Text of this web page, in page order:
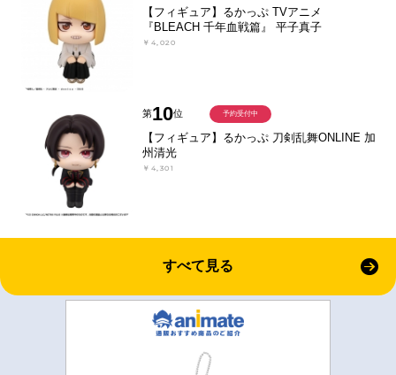
【フィギュア】るかっぷ TVアニメ
『BLEACH 千年血戦篇』 平子真子
￥4,020
第10位
【フィギュア】るかっぷ 刀剣乱舞ONLINE 加
州清光
￥4,301
予約受付中
すべて見る